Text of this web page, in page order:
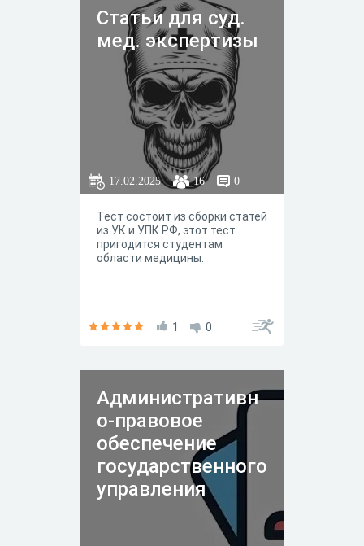
Статьи для суд.
мед. экспертизы
17.02.2025 16 0
Тест состоит из сборки статей
из УК и УПК РФ, этот тест
пригодится студентам
области медицины.
1 0
Административн
о-правовое
обеспечение
государственного
управления